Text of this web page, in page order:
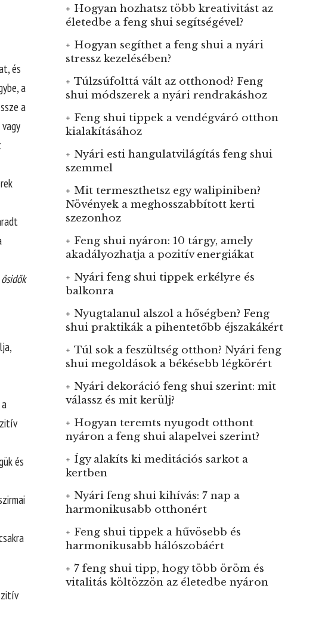
és
a
a
és
Hogyan hozhatsz több kreativitást az
életedbe a feng shui segítségével?
Hogyan segíthet a feng shui a nyári
stressz kezelésében?
Túlzsúfolttá vált az otthonod? Feng
shui módszerek a nyári rendrakáshoz
Feng shui tippek a vendégváró otthon
kialakításához
Nyári esti hangulatvilágítás feng shui
szemmel
Mit termeszthetsz egy walipiniben?
Növények a meghosszabbított kerti
szezonhoz
Feng shui nyáron: 10 tárgy, amely
akadályozhatja a pozitív energiákat
Nyári feng shui tippek erkélyre és
balkonra
Nyugtalanul alszol a hőségben? Feng
shui praktikák a pihentetőbb éjszakákért
Túl sok a feszültség otthon? Nyári feng
shui megoldások a békésebb légkörért
Nyári dekoráció feng shui szerint: mit
válassz és mit kerülj?
Hogyan teremts nyugodt otthont
nyáron a feng shui alapelvei szerint?
Így alakíts ki meditációs sarkot a
kertben
Nyári feng shui kihívás: 7 nap a
harmonikusabb otthonért
Feng shui tippek a hűvösebb és
harmonikusabb hálószobáért
7 feng shui tipp, hogy több öröm és
vitalitás költözzön az életedbe nyáron